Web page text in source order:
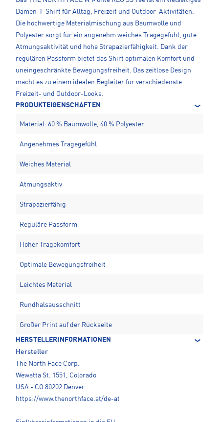
Damen-T-Shirt für Alltag, Freizeit und Outdoor-Aktivitäten.
Die hochwertige Materialmischung aus Baumwolle und
Polyester sorgt für ein angenehm weiches Tragegefühl, gute
Atmungsaktivität und hohe Strapazierfähigkeit. Dank der
regulären Passform bietet das Shirt optimalen Komfort und
uneingeschränkte Bewegungsfreiheit. Das zeitlose Design
macht es zu einem idealen Begleiter für verschiedenste
Freizeit- und Outdoor-Looks.
PRODUKTEIGENSCHAFTEN
Material: 60 % Baumwolle, 40 % Polyester
Angenehmes Tragegefühl
Weiches Material
Atmungsaktiv
Strapazierfähig
Reguläre Passform
Hoher Tragekomfort
Optimale Bewegungsfreiheit
Leichtes Material
Rundhalsausschnitt
Großer Print auf der Rückseite
HERSTELLERINFORMATIONEN
Hersteller
The North Face Corp.
Wewatta St. 1551, Colorado
USA - CO 80202 Denver
https://www.thenorthface.at/de-at